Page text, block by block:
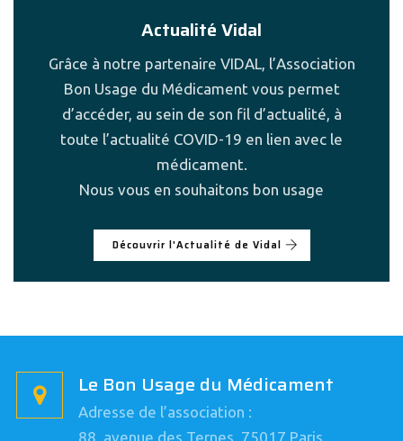
Actualité Vidal
Grâce à notre partenaire VIDAL, l’Association
Bon Usage du Médicament vous permet
d’accéder, au sein de son fil d’actualité, à
toute l’actualité COVID-19 en lien avec le
médicament.
Nous vous en souhaitons bon usage
Découvrir l'Actualité de Vidal
Le Bon Usage du Médicament
Adresse de l’association :
88, avenue des Ternes, 75017 Paris